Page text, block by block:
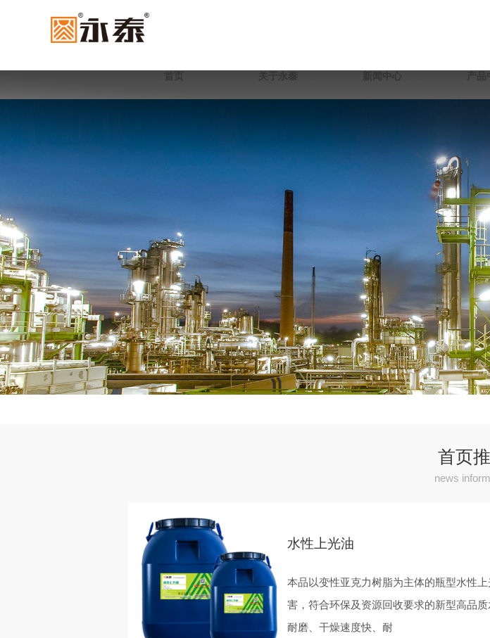
关于永泰 新闻中心 产品
首页
news
水性上光油
本品以变性亚克力树脂为主体的瓶型水性
害，符合环保及资源回收要求的新型高品
耐磨、干燥速度快、耐